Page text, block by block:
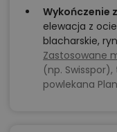
Wykończenie
elewacja z
blacharskie,
Zastosowane
(np.
powlekana